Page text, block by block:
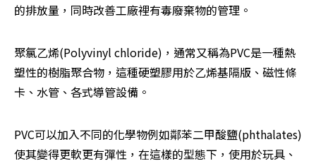
的排放量，同時改善工廠裡有毒廢棄物的管理。
聚氯乙烯(Polyvinyl chloride)，通常又稱為PVC是一種熱
塑性的樹脂聚合物，這種硬塑膠用於乙烯基隔版、磁性條
卡、水管、各式導管設備。
PVC可以加入不同的化學物例如鄰苯二甲酸鹽(phthalates)
使其變得更軟更有彈性，在這樣的型態下，使用於玩具、